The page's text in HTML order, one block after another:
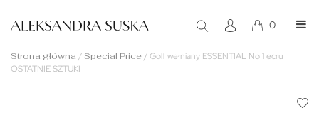
0
Strona główna / Special Price/Golf wełniany ESSENTIAL No 1 ecru
OSTATNIE SZTUKI